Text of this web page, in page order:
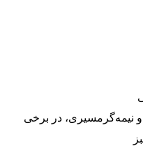
نیمه‌گرمسیری، در برخی